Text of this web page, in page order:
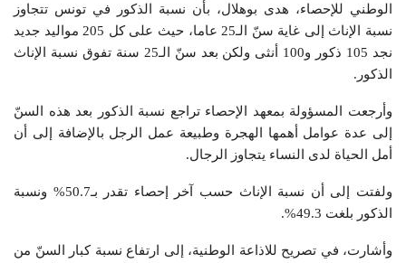
الوطني للإحصاء، هدى بوهلال، بأن نسبة الذكور في تونس تتجاوز
نسبة الإناث إلى غاية سنّ الـ25 عاما، حيث على كل 205 مواليد جديد
نجد 105 ذكور و100 أنثى ولكن بعد سنّ الـ25 سنة تفوق نسبة الإناث
الذكور.
وأرجعت المسؤولة بمعهد الإحصاء تراجع نسبة الذكور بعد هذه السنّ
إلى عدة عوامل أهمها الهجرة وطبيعة عمل الرجل بالإضافة إلى أن
أمل الحياة لدى النساء يتجاوز الرجال.
ولفتت إلى أن نسبة الإناث حسب آخر إحصاء تقدر بـ50.7% ونسبة
الذكور بلغت 49.3%.
وأشارت، في تصريح للاذاعة الوطنية، إلى ارتفاع نسبة كبار السنّ من